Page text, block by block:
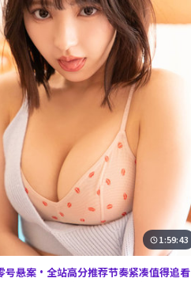
1:59:43
号悬案·全站高分推荐节奏紧凑值得追看